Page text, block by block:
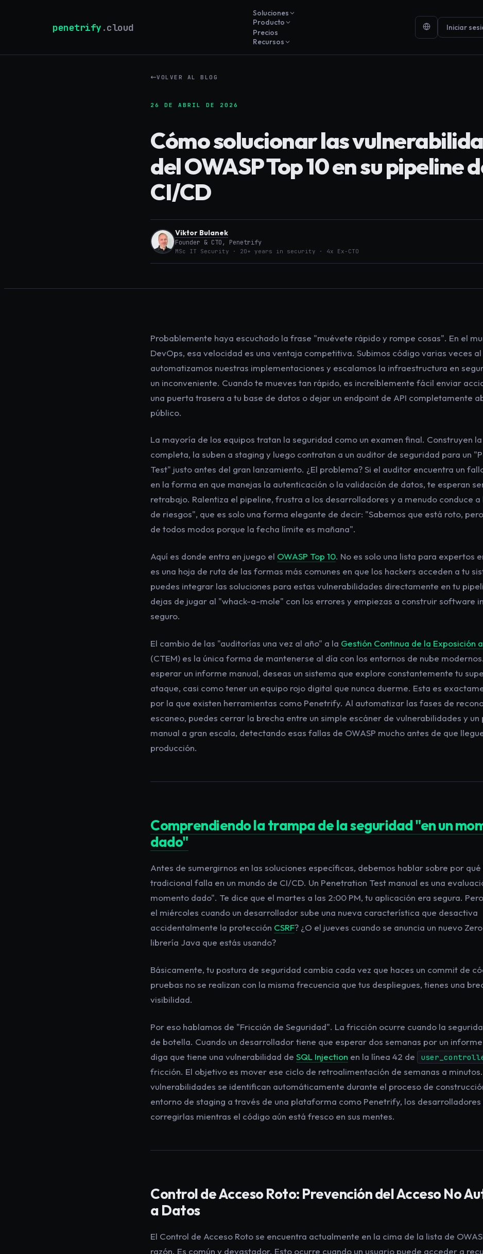
penetrify .cloud
Soluciones
Producto
Precios
Recursos
Iniciar
VOLVER AL BLOG
26 DE ABRIL DE 2026
Cómo solucionar las
del OWASP Top 10 en su pipeline
CI/CD
Viktor Bulanek
Founder & CTO, Penetrify
MSc IT Security · 20+ years in security · 4x Ex-CTO
Probablemente haya escuchado la frase "muévete rápido y rompe cosas". En el
DevOps, esa velocidad es una ventaja competitiva. Subimos código varias veces al
automatizamos nuestras implementaciones y escalamos la infraestructura en
un inconveniente. Cuando te mueves tan rápido, es increíblemente fácil enviar
una puerta trasera a tu base de datos o dejar un endpoint de API completamente
público.
La mayoría de los equipos tratan la seguridad como un examen final. Construyen
completa, la suben a staging y luego contratan a un auditor de seguridad para un
Test" justo antes del gran lanzamiento. ¿El problema? Si el auditor encuentra un
en la forma en que manejas la autenticación o la validación de datos, te esperan
retrabajo. Ralentiza el pipeline, frustra a los desarrolladores y a menudo conduce
de riesgos", que es solo una forma elegante de decir: "Sabemos que está roto,
de todos modos porque la fecha límite es mañana".
Aquí es donde entra en juego el OWASP Top 10. No es solo una lista para expertos
es una hoja de ruta de las formas más comunes en que los hackers acceden a tu
puedes integrar las soluciones para estas vulnerabilidades directamente en tu
dejas de jugar al "whack-a-mole" con los errores y empiezas a construir software
seguro.
El cambio de las "auditorías una vez al año" a la Gestión Continua de la Exposición
(CTEM) es la única forma de mantenerse al día con los entornos de nube
esperar un informe manual, deseas un sistema que explore constantemente tu
ataque, casi como tener un equipo rojo digital que nunca duerme. Esta es
por la que existen herramientas como Penetrify. Al automatizar las fases de
escaneo, puedes cerrar la brecha entre un simple escáner de vulnerabilidades y un
manual a gran escala, detectando esas fallas de OWASP mucho antes de que
producción.
Comprendiendo la trampa de la seguridad "en un
dado"
Antes de sumergirnos en las soluciones específicas, debemos hablar sobre por
tradicional falla en un mundo de CI/CD. Un Penetration Test manual es una
momento dado". Te dice que el martes a las 2:00 PM, tu aplicación era segura.
el miércoles cuando un desarrollador sube una nueva característica que desactiva
accidentalmente la protección CSRF? ¿O el jueves cuando se anuncia un nuevo
librería Java que estás usando?
Básicamente, tu postura de seguridad cambia cada vez que haces un commit de
pruebas no se realizan con la misma frecuencia que tus despliegues, tienes una
visibilidad.
Por eso hablamos de "Fricción de Seguridad". La fricción ocurre cuando la
de botella. Cuando un desarrollador tiene que esperar dos semanas por un informe
diga que tiene una vulnerabilidad de SQL Injection en la línea 42 de
fricción. El objetivo es mover ese ciclo de retroalimentación de semanas a
vulnerabilidades se identifican automáticamente durante el proceso de
entorno de staging a través de una plataforma como Penetrify, los desarrolladores
corregirlas mientras el código aún está fresco en sus mentes.
Control de Acceso Roto: Prevención del Acceso No
a Datos
El Control de Acceso Roto se encuentra actualmente en la cima de la lista de
razón. Es común y devastador. Esto ocurre cuando un usuario puede acceder a